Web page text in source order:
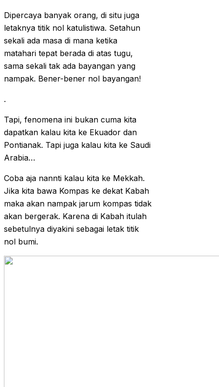
Dipercaya banyak orang, di situ juga
letaknya titik nol katulistiwa. Setahun
sekali ada masa di mana ketika
matahari tepat berada di atas tugu,
sama sekali tak ada bayangan yang
nampak. Bener-bener nol bayangan!
.
Tapi, fenomena ini bukan cuma kita
dapatkan kalau kita ke Ekuador dan
Pontianak. Tapi juga kalau kita ke Saudi
Arabia…
Coba aja nannti kalau kita ke Mekkah.
Jika kita bawa Kompas ke dekat Kabah
maka akan nampak jarum kompas tidak
akan bergerak. Karena di Kabah itulah
sebetulnya diyakini sebagai letak titik
nol bumi.